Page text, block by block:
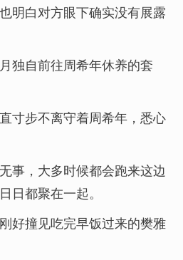
明白对方眼下确实没有展露
独自前往周希年休养的套
寸步不离守着周希年，悉心
事，大多时候都会跑来这边
日都聚在一起。
好撞见吃完早饭过来的樊雅